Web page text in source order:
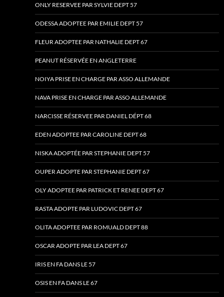
ONLY RESERVEE PAR SYLVIE DEPT 57
ODESSA ADOPTEE PAR EMILIE DEPT 57
FLEUR ADOPTEE PAR NATHALIE DEPT 67
PEANUT RÉSERVÉE EN ANGLETERRE
NOIYA PRISE EN CHARGE PAR ASSO ALLEMANDE
NAVA PRISE EN CHARGE PAR ASSO ALLEMANDE
NARCISSE RÉSERVEE PAR DANIEL DÉPT 68
EDEN ADOPTEE PAR CAROLINE DEPT 68
NISKA ADOPTÉE PAR STEPHANIE DEPT 57
OUPER ADOPTE PAR STEPHANIE DEPT 67
OLY ADOPTEE PAR PATRICK ET RENEE DEPT 67
RASTA ADOPTE PAR LUDOVIC DEPT 67
OLITA ADOPTEE PAR ROMUALD DEPT 88
OSCAR ADOPTE PAR LEA DEPT 67
IRIS EN FA DANS LE 57
OSIS EN FA DANS LE 67